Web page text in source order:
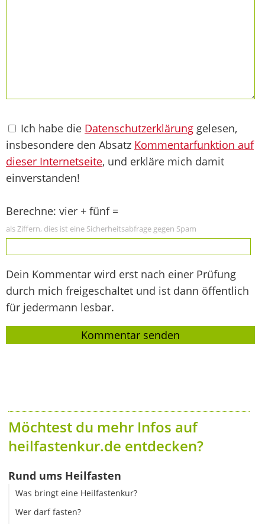
Ich habe die Datenschutzerklärung gelesen,
insbesondere den Absatz Kommentarfunktion auf
dieser Internetseite, und erkläre mich damit
einverstanden!
Berechne: vier + fünf =
als Ziffern, dies ist eine Sicherheitsabfrage gegen Spam
Dein Kommentar wird erst nach einer Prüfung
durch mich freigeschaltet und ist dann öffentlich
für jedermann lesbar.
Möchtest du mehr Infos auf
heilfastenkur.de entdecken?
Rund ums Heilfasten
Was bringt eine Heilfastenkur?
Wer darf fasten?